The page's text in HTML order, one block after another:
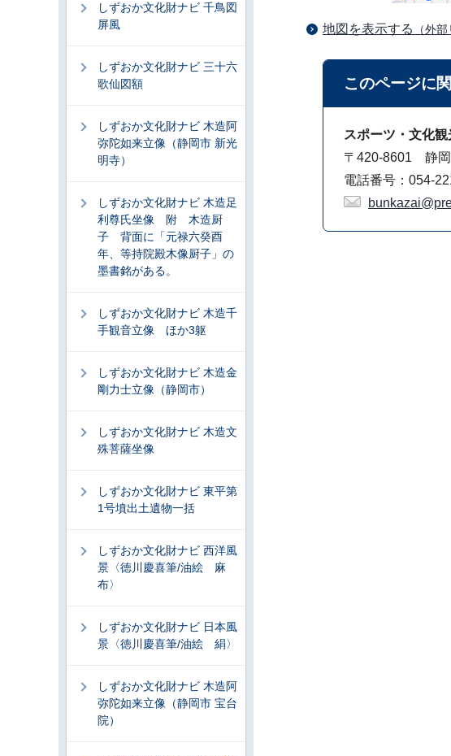
地図を表示する （外
このページに
スポーツ・文化
〒420-8601 静岡
電話番号：054-
しずおか文化財ナビ 千鳥図
屏風
しずおか文化財ナビ 三十六
歌仙図額
しずおか文化財ナビ 木造阿
弥陀如来立像（静岡市 新光
明寺）
しずおか文化財ナビ 木造足
利尊氏坐像 附 木造厨
子 背面に「元禄六癸酉
年、等持院殿木像厨子」の
墨書銘がある。
しずおか文化財ナビ 木造千
手観音立像 ほか3躯
しずおか文化財ナビ 木造金
剛力士立像（静岡市）
しずおか文化財ナビ 木造文
殊菩薩坐像
しずおか文化財ナビ 東平第
1号墳出土遺物一括
しずおか文化財ナビ 西洋風
景〈徳川慶喜筆/油絵 麻
布〉
しずおか文化財ナビ 日本風
景〈徳川慶喜筆/油絵 絹〉
しずおか文化財ナビ 木造阿
弥陀如来立像（静岡市 宝台
院）